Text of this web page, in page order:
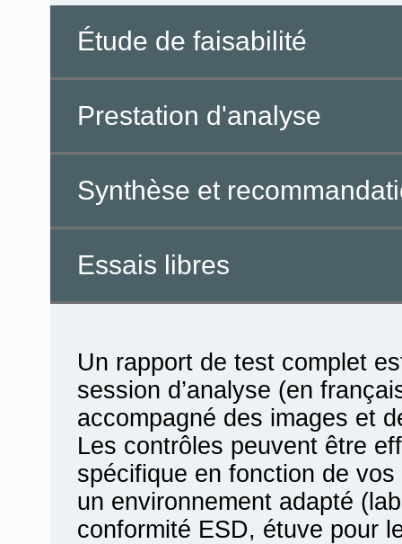
Étude de faisabilité
Prestation d'analyse
Synthèse et
Essais libres
Un rapport de test complet
session d’analyse (en
accompagné des images et
Les contrôles peuvent être
spécifique en fonction de
un environnement adapté
conformité ESD, étuve pour